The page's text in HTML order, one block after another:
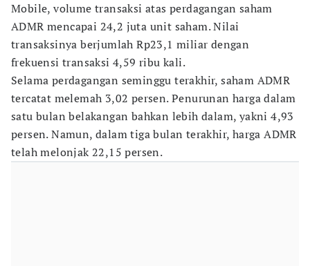
Mobile, volume transaksi atas perdagangan saham
ADMR mencapai 24,2 juta unit saham. Nilai
transaksinya berjumlah Rp23,1 miliar dengan
frekuensi transaksi 4,59 ribu kali.
Selama perdagangan seminggu terakhir, saham ADMR
tercatat melemah 3,02 persen. Penurunan harga dalam
satu bulan belakangan bahkan lebih dalam, yakni 4,93
persen. Namun, dalam tiga bulan terakhir, harga ADMR
telah melonjak 22,15 persen.